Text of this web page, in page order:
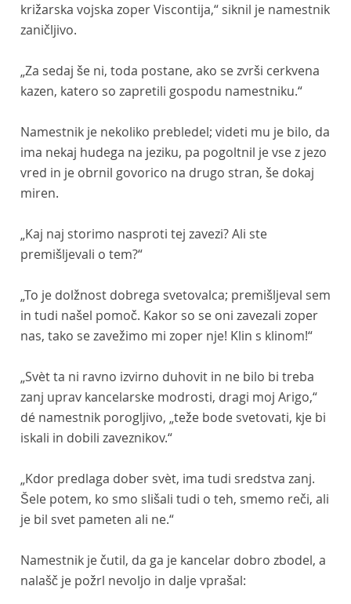
križarska vojska zoper Viscontija,“ siknil je namestnik
zaničljivo.
„Za sedaj še ni, toda postane, ako se zvrši cerkvena
kazen, katero so zapretili gospodu namestniku.“
Namestnik je nekoliko prebledel; videti mu je bilo, da
ima nekaj hudega na jeziku, pa pogoltnil je vse z jezo
vred in je obrnil govorico na drugo stran, še dokaj
miren.
„Kaj naj storimo nasproti tej zavezi? Ali ste
premišljevali o tem?“
„To je dolžnost dobrega svetovalca; premišljeval sem
in tudi našel pomoč. Kakor so se oni zavezali zoper
nas, tako se zavežimo mi zoper nje! Klin s klinom!“
„Svèt ta ni ravno izvirno duhovit in ne bilo bi treba
zanj uprav kancelarske modrosti, dragi moj Arigo,“
dé namestnik porogljivo, „teže bode svetovati, kje bi
iskali in dobili zaveznikov.“
„Kdor predlaga dober svèt, ima tudi sredstva zanj.
Šele potem, ko smo slišali tudi o teh, smemo reči, ali
je bil svet pameten ali ne.“
Namestnik je čutil, da ga je kancelar dobro zbodel, a
nalašč je požrl nevoljo in dalje vprašal: